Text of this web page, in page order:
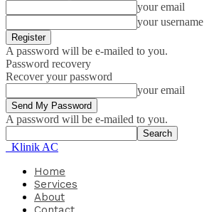
your email
your username
A password will be e-mailed to you.
Password recovery
Recover your password
your email
A password will be e-mailed to you.
Klinik AC
Home
Services
About